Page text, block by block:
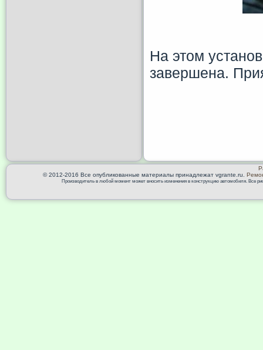
На этом
завершена.
© 2012-2016 Все опубликованные материалы принадлежат vgrante.ru.
Производитель в любой момент может вносить изменения в конструкцию автомобиля. Все